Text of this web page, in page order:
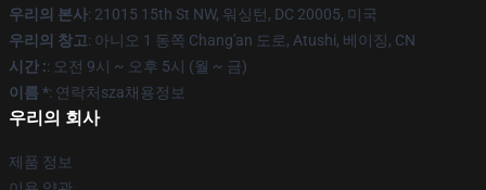
우리의 본사: 21015 15th St NW, 워싱턴, DC 20005, 미국
우리의 창고: 아니오 1 동쪽 Chang'an 도로, Atushi, 베이징, CN
시간 :: 오전 9시 ~ 오후 5시 (월 ~ 금)
이름 *: 연락처sza채용정보
우리의 회사
제품 정보